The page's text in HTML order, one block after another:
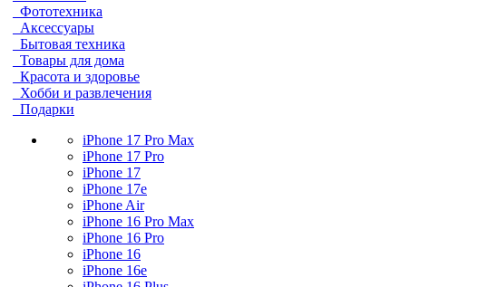
Фототехника
Аксессуары
Бытовая техника
Товары для дома
Красота и здоровье
Хобби и развлечения
Подарки
iPhone 17 Pro Max
iPhone 17 Pro
iPhone 17
iPhone 17e
iPhone Air
iPhone 16 Pro Max
iPhone 16 Pro
iPhone 16
iPhone 16e